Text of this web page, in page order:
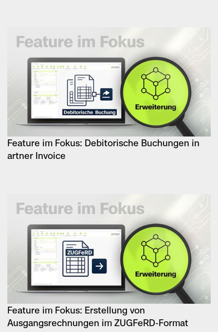
Feature im Fokus: Debitorische Buchungen in
artner Invoice
Feature im Fokus: Erstellung von
Ausgangsrechnungen im ZUGFeRD-Format